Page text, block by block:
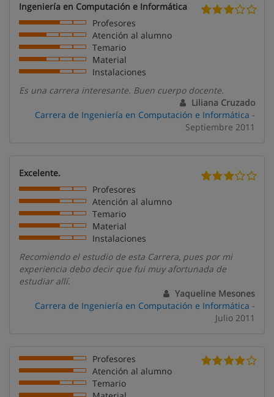
Ingeniería en Computación e Informática
Profesores
Atención al alumno
Temario
Material
Instalaciones
Es una carrera interesante. Buen cuerpo docente.
Liliana Cruzado
Carrera de Ingeniería en Computación e Informática -
Septiembre 2011
Excelente.
Profesores
Atención al alumno
Temario
Material
Instalaciones
Recomiendo el estudio de esta Carrera, pues por mi
experiencia debo decir que fui muy afortunada de
estudiar allí.
Yaqueline Mesones
Carrera de Ingeniería en Computación e Informática -
Julio 2011
Profesores
Atención al alumno
Temario